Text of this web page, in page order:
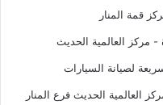
قمة المنار
- مركز العالمية الحديث
لصيانة السيارات
العالمية الحديث فرع المنار